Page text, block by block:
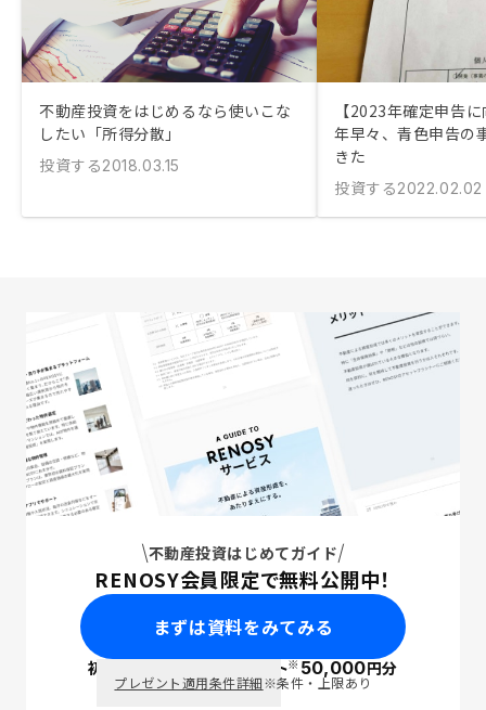
不動産投資をはじめるなら使いこな
したい「所得分散」
投資する2018.03.15
【2023年確定申告
年早々、青色申告の
きた
投資する2022.02.02
不動産投資はじめてガイド
RENOSY会員限定で無料公開中！
まずは資料をみてみる
初回面談で ポイント※50,000円分
プレゼント適用条件詳細※条件・上限あり